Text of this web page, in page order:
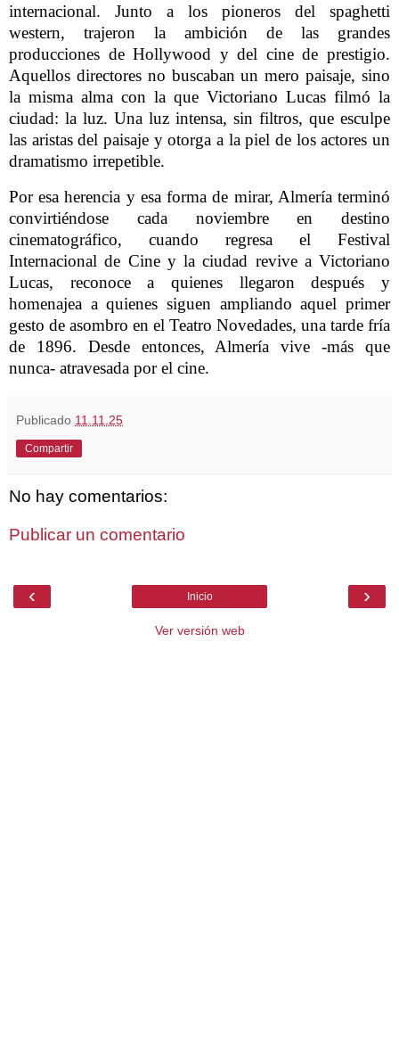
internacional. Junto a los pioneros del spaghetti
western, trajeron la ambición de las grandes
producciones de Hollywood y del cine de prestigio.
Aquellos directores no buscaban un mero paisaje, sino
la misma alma con la que Victoriano Lucas filmó la
ciudad: la luz. Una luz intensa, sin filtros, que esculpe
las aristas del paisaje y otorga a la piel de los actores un
dramatismo irrepetible.
Por esa herencia y esa forma de mirar, Almería terminó
convirtiéndose cada noviembre en destino
cinematográfico, cuando regresa el Festival
Internacional de Cine y la ciudad revive a Victoriano
Lucas, reconoce a quienes llegaron después y
homenajea a quienes siguen ampliando aquel primer
gesto de asombro en el Teatro Novedades, una tarde fría
de 1896. Desde entonces, Almería vive -más que
nunca- atravesada por el cine.
Publicado 11.11.25
Compartir
No hay comentarios:
Publicar un comentario
‹ ›
Inicio
Ver versión web